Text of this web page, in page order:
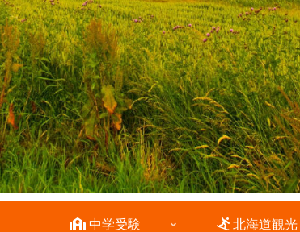
中学受験 北海道観光